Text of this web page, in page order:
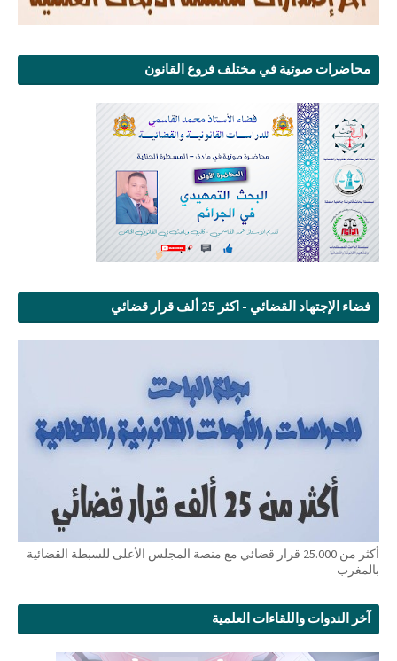
محاضرات صوتية في مختلف فروع القانون
فضاء الإجتهاد القضائي - اكثر 25 ألف قرار قضائي
أكثر من 25.000 قرار قضائي مع منصة المجلس الأعلى للسبطة القضائية
بالمغرب
آخر الندوات واللقاءات العلمية